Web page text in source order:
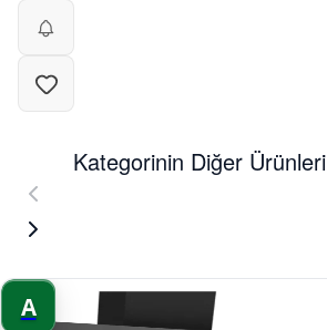
Kategorinin Diğer Ürünleri
A